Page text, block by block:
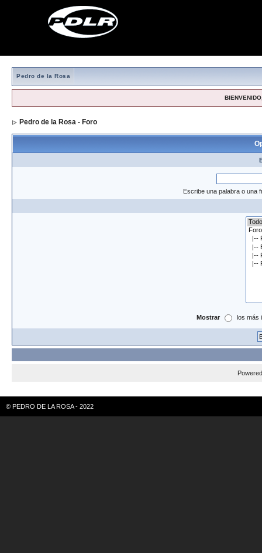
Pedro de la Rosa
Pedro de la Rosa - Foro
Escribe una palabra o una
Mostrar los más
© PEDRO DE LA ROSA - 2022